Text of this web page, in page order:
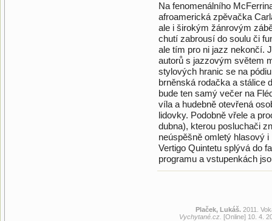
Na fenomenálního
afroamerická zpěvačka
ale i širokým žánrovým
chutí zabrousí do soulu či
ale tím pro ni jazz nekončí.
autorů s jazzovým světem
stylových hranic se na
brněnská rodačka a stálice
bude ten samý večer na
víla a hudebně otevřená
lidovky. Podobně vřele a
dubna), kterou posluchači
neúspěšně omletý hlasový
Vertigo Quintetu splývá do
programu a vstupenkách
Plaček, Lukáš. 2011.
Vychytané.cz. [Online] 10. 4.